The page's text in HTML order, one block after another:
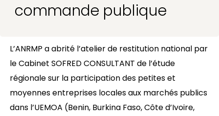
commande publique
L’ANRMP a abrité l’atelier de restitution national par
le Cabinet SOFRED CONSULTANT de l’étude
régionale sur la participation des petites et
moyennes entreprises locales aux marchés publics
dans l’UEMOA (Benin, Burkina Faso, Côte d’Ivoire,